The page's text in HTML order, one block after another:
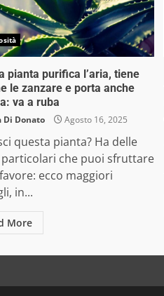
pianta purifica l’aria, tiene
le zanzare e porta anche
va a ruba
Di Donato Agosto 16, 2025
questa pianta? Ha delle
particolari che puoi sfruttare
ecco maggiori
in...
More